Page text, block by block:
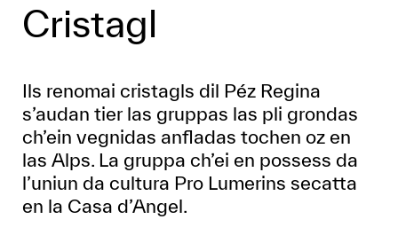
Cristagl
Ils renomai cristagls dil Péz Regina
s’audan tier las gruppas las pli grondas
ch’ein vegnidas anfladas tochen oz en
las Alps. La gruppa ch’ei en possess da
l’uniun da cultura Pro Lumerins secatta
en la Casa d’Angel.